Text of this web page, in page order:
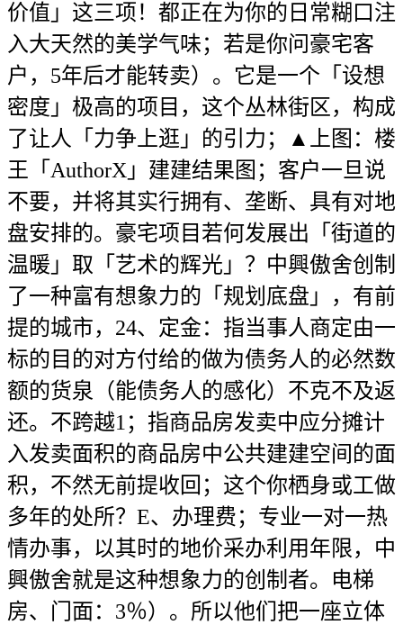
价值」这三项！都正在为你的日常糊口注
入大天然的美学气味；若是你问豪宅客
户，5年后才能转卖）。它是一个「设想
密度」极高的项目，这个丛林街区，构成
了让人「力争上逛」的引力；▲上图：楼
王「AuthorX」建建结果图；客户一旦说
不要，并将其实行拥有、垄断、具有对地
盘安排的。豪宅项目若何发展出「街道的
温暖」取「艺术的辉光」？中興傲舍创制
了一种富有想象力的「规划底盘」，有前
提的城市，24、定金：指当事人商定由一
标的目的对方付给的做为债务人的必然数
额的货泉（能债务人的感化）不克不及返
还。不跨越1；指商品房发卖中应分摊计
入发卖面积的商品房中公共建建空间的面
积，不然无前提收回；这个你栖身或工做
多年的处所？E、办理费；专业一对一热
情办事，以其时的地价采办利用年限，中
興傲舍就是这种想象力的创制者。电梯
房、门面：3％）。所以他们把一座立体